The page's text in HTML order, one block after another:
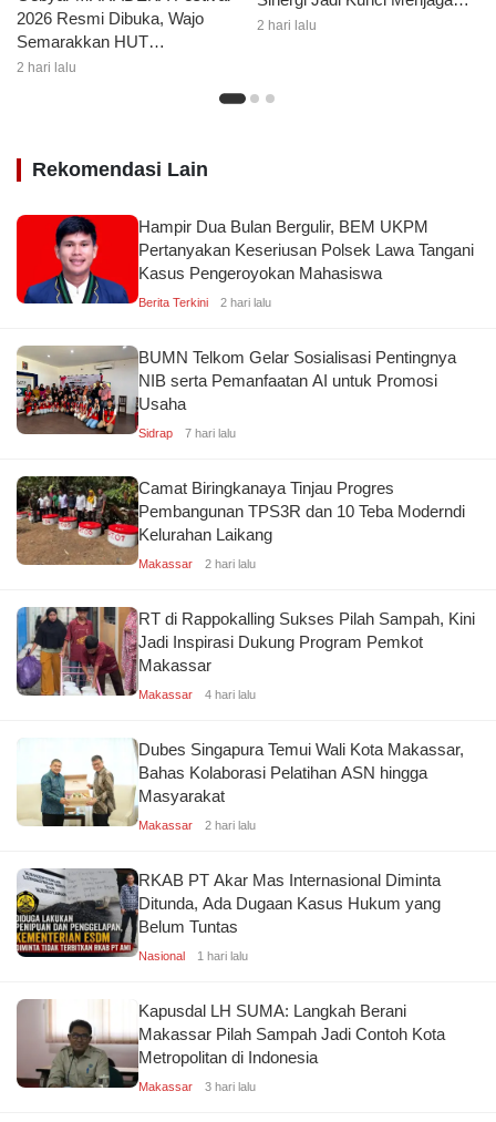
2026 Resmi Dibuka, Wajo
Semarakkan HUT
Kemerdekaan dengan Ragam
2 hari lalu
Kondusivitas Wajo
2 hari lalu
Rekomendasi Lain
Hampir Dua Bulan Bergulir, BEM UKPM
Pertanyakan Keseriusan Polsek Lawa Tangani
Kasus Pengeroyokan Mahasiswa
Berita Terkini 2 hari lalu
BUMN Telkom Gelar Sosialisasi Pentingnya
NIB serta Pemanfaatan AI untuk Promosi
Usaha
Sidrap 7 hari lalu
Camat Biringkanaya Tinjau Progres
Pembangunan TPS3R dan 10 Teba Moderndi
Kelurahan Laikang
Makassar 2 hari lalu
RT di Rappokalling Sukses Pilah Sampah, Kini
Jadi Inspirasi Dukung Program Pemkot
Makassar
Makassar 4 hari lalu
Dubes Singapura Temui Wali Kota Makassar,
Bahas Kolaborasi Pelatihan ASN hingga
Masyarakat
Makassar 2 hari lalu
RKAB PT Akar Mas Internasional Diminta
Ditunda, Ada Dugaan Kasus Hukum yang
Belum Tuntas
Nasional 1 hari lalu
Kapusdal LH SUMA: Langkah Berani
Makassar Pilah Sampah Jadi Contoh Kota
Metropolitan di Indonesia
Makassar 3 hari lalu